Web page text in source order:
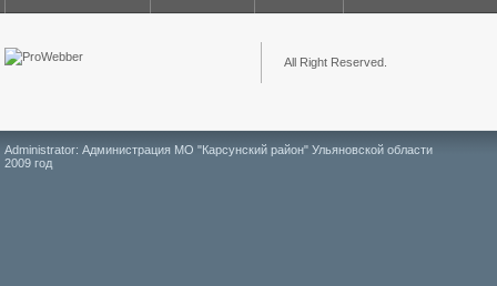
All Right Reserved.
Administrator: Администрация МО "Карсунский район" Ульяновской области
2009 год